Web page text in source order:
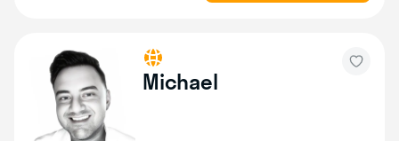
Michael